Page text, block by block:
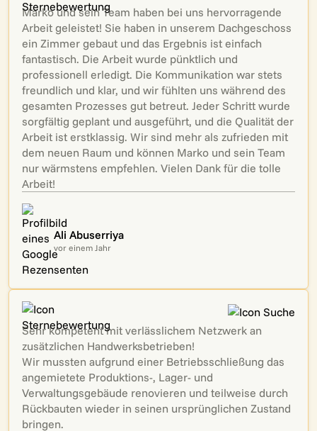
Marko und sein Team haben bei uns hervorragende
Arbeit geleistet! Sie haben in unserem Dachgeschoss
ein Zimmer gebaut und das Ergebnis ist einfach
fantastisch. Die Arbeit wurde pünktlich und
professionell erledigt. Die Kommunikation war stets
freundlich und klar, und wir fühlten uns während des
gesamten Prozesses gut betreut. Jeder Schritt wurde
sorgfältig geplant und ausgeführt, und die Qualität der
Arbeit ist erstklassig. Wir sind mehr als zufrieden mit
dem neuen Raum und können Marko und sein Team
nur wärmstens empfehlen. Vielen Dank für die tolle
Arbeit!
Ali Abuserriya
vor einem Jahr
Sehr kompetent mit verlässlichem Netzwerk an
zusätzlichen Handwerksbetrieben!
Wir mussten aufgrund einer Betriebsschließung das
angemietete Produktions-, Lager- und
Verwaltungsgebäude renovieren und teilweise durch
Rückbauten wieder in seinen ursprünglichen Zustand
bringen.